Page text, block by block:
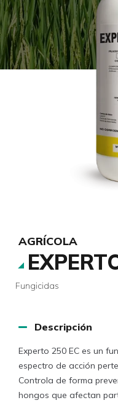
AGRÍCOLA
Fungicidas
Descripción
Experto 250 EC es un
espectro de acción
Controla de forma
hongos que afectan